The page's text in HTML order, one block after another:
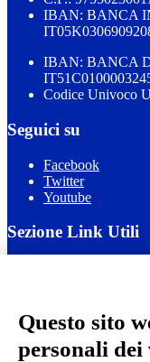
IBAN: BANCA
IBAN: BANCA
Codice Univoco
Seguici su
Facebook
Twitter
Youtube
Sezione Link Utili
Ufficio Relazioni
Dichiarazione di
Obiettivi di
Questo sito
personali